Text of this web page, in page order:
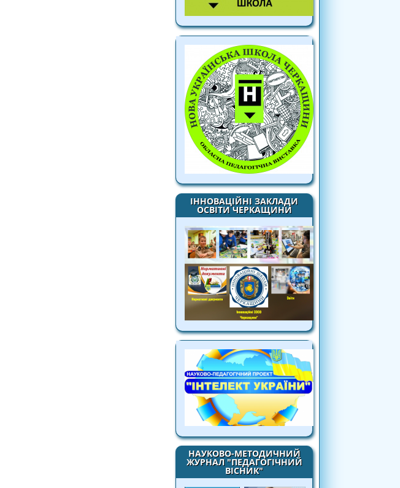
ІННОВАЦІЙНІ ЗАКЛАДИ
ОСВІТИ ЧЕРКАЩИНИ
НАУКОВО-МЕТОДИЧНИЙ
ЖУРНАЛ "ПЕДАГОГІЧНИЙ
ВІСНИК"